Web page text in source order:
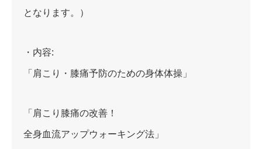
となります。）
・内容:
「肩こり・膝痛予防のための身体体操」
「肩こり膝痛の改善！
全身血流アップウォーキング法」